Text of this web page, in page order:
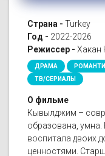
Страна - Turkey
Год - 2022-2026
Режиссер - Хакан
ДРАМА
ТВ/СЕРИАЛЫ
О фильме
Кывылджим –
образована,
воспитала двоих
ценностями.